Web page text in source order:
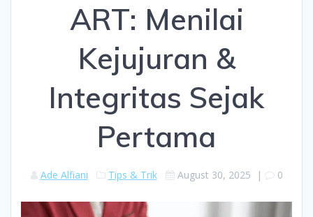
ART: Menilai
Kejujuran &
Integritas Sejak
Pertama
Ade Alfiani Tips & Trik August 30, 2025 | 0